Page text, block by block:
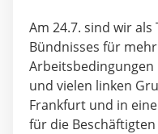
Am 24.7. sind wir
Bündnisses für
und vielen linken
Frankfurt und in
für die